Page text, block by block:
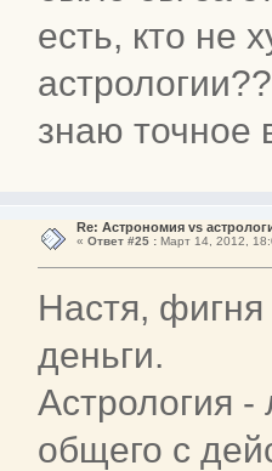
есть, кто не
знаю точное
Re: Астрономия vs
« Ответ #25 :Март 14, 2012,
Настя,
деньги.
Астрология
общего с